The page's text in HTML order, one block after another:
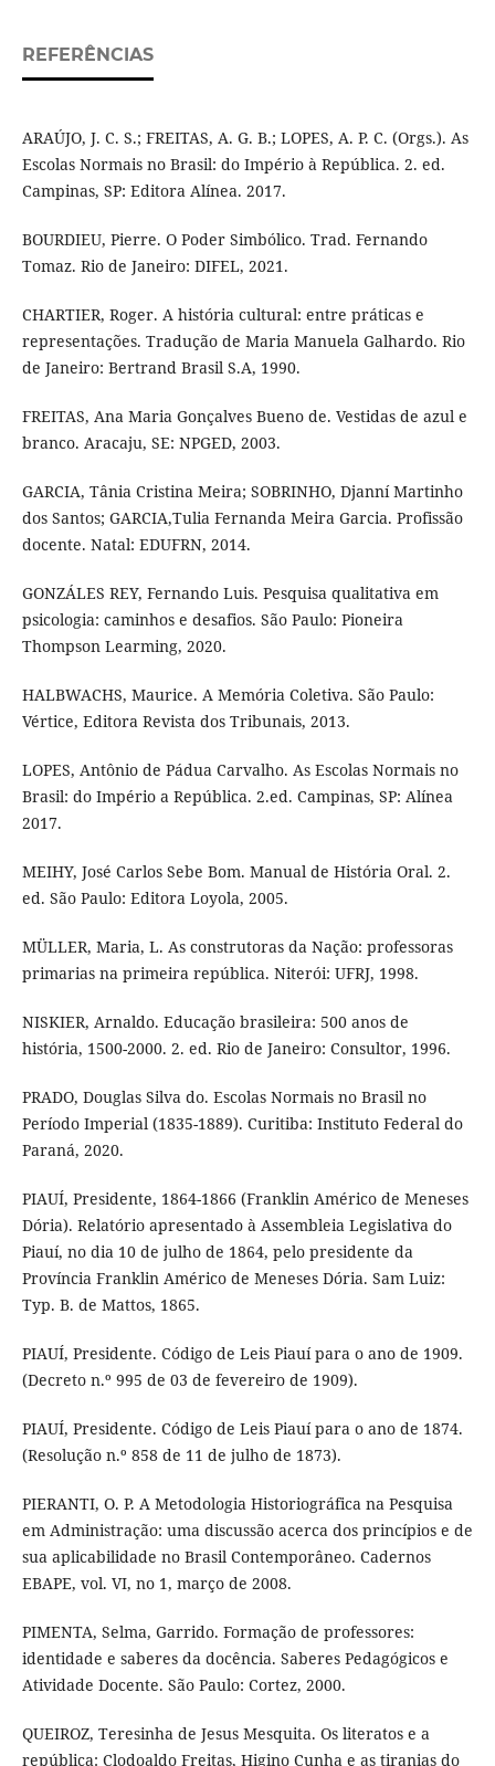
REFERÊNCIAS
ARAÚJO, J. C. S.; FREITAS, A. G. B.; LOPES, A. P. C. (Orgs.). As
Escolas Normais no Brasil: do Império à República. 2. ed.
Campinas, SP: Editora Alínea. 2017.
BOURDIEU, Pierre. O Poder Simbólico. Trad. Fernando
Tomaz. Rio de Janeiro: DIFEL, 2021.
CHARTIER, Roger. A história cultural: entre práticas e
representações. Tradução de Maria Manuela Galhardo. Rio
de Janeiro: Bertrand Brasil S.A, 1990.
FREITAS, Ana Maria Gonçalves Bueno de. Vestidas de azul e
branco. Aracaju, SE: NPGED, 2003.
GARCIA, Tânia Cristina Meira; SOBRINHO, Djanní Martinho
dos Santos; GARCIA,Tulia Fernanda Meira Garcia. Profissão
docente. Natal: EDUFRN, 2014.
GONZÁLES REY, Fernando Luis. Pesquisa qualitativa em
psicologia: caminhos e desafios. São Paulo: Pioneira
Thompson Learming, 2020.
HALBWACHS, Maurice. A Memória Coletiva. São Paulo:
Vértice, Editora Revista dos Tribunais, 2013.
LOPES, Antônio de Pádua Carvalho. As Escolas Normais no
Brasil: do Império a República. 2.ed. Campinas, SP: Alínea
2017.
MEIHY, José Carlos Sebe Bom. Manual de História Oral. 2.
ed. São Paulo: Editora Loyola, 2005.
MÜLLER, Maria, L. As construtoras da Nação: professoras
primarias na primeira república. Niterói: UFRJ, 1998.
NISKIER, Arnaldo. Educação brasileira: 500 anos de
história, 1500-2000. 2. ed. Rio de Janeiro: Consultor, 1996.
PRADO, Douglas Silva do. Escolas Normais no Brasil no
Período Imperial (1835-1889). Curitiba: Instituto Federal do
Paraná, 2020.
PIAUÍ, Presidente, 1864-1866 (Franklin Américo de Meneses
Dória). Relatório apresentado à Assembleia Legislativa do
Piauí, no dia 10 de julho de 1864, pelo presidente da
Província Franklin Américo de Meneses Dória. Sam Luiz:
Typ. B. de Mattos, 1865.
PIAUÍ, Presidente. Código de Leis Piauí para o ano de 1909.
(Decreto n.º 995 de 03 de fevereiro de 1909).
PIAUÍ, Presidente. Código de Leis Piauí para o ano de 1874.
(Resolução n.º 858 de 11 de julho de 1873).
PIERANTI, O. P. A Metodologia Historiográfica na Pesquisa
em Administração: uma discussão acerca dos princípios e de
sua aplicabilidade no Brasil Contemporâneo. Cadernos
EBAPE, vol. VI, no 1, março de 2008.
PIMENTA, Selma, Garrido. Formação de professores:
identidade e saberes da docência. Saberes Pedagógicos e
Atividade Docente. São Paulo: Cortez, 2000.
QUEIROZ, Teresinha de Jesus Mesquita. Os literatos e a
república: Clodoaldo Freitas, Higino Cunha e as tiranias do